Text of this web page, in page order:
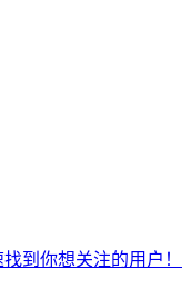
到你想关注的用户！